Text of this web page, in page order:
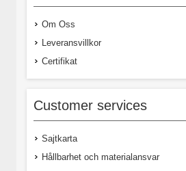
Om Oss
Leveransvillkor
Certifikat
Customer services
Sajtkarta
Hållbarhet och materialansvar